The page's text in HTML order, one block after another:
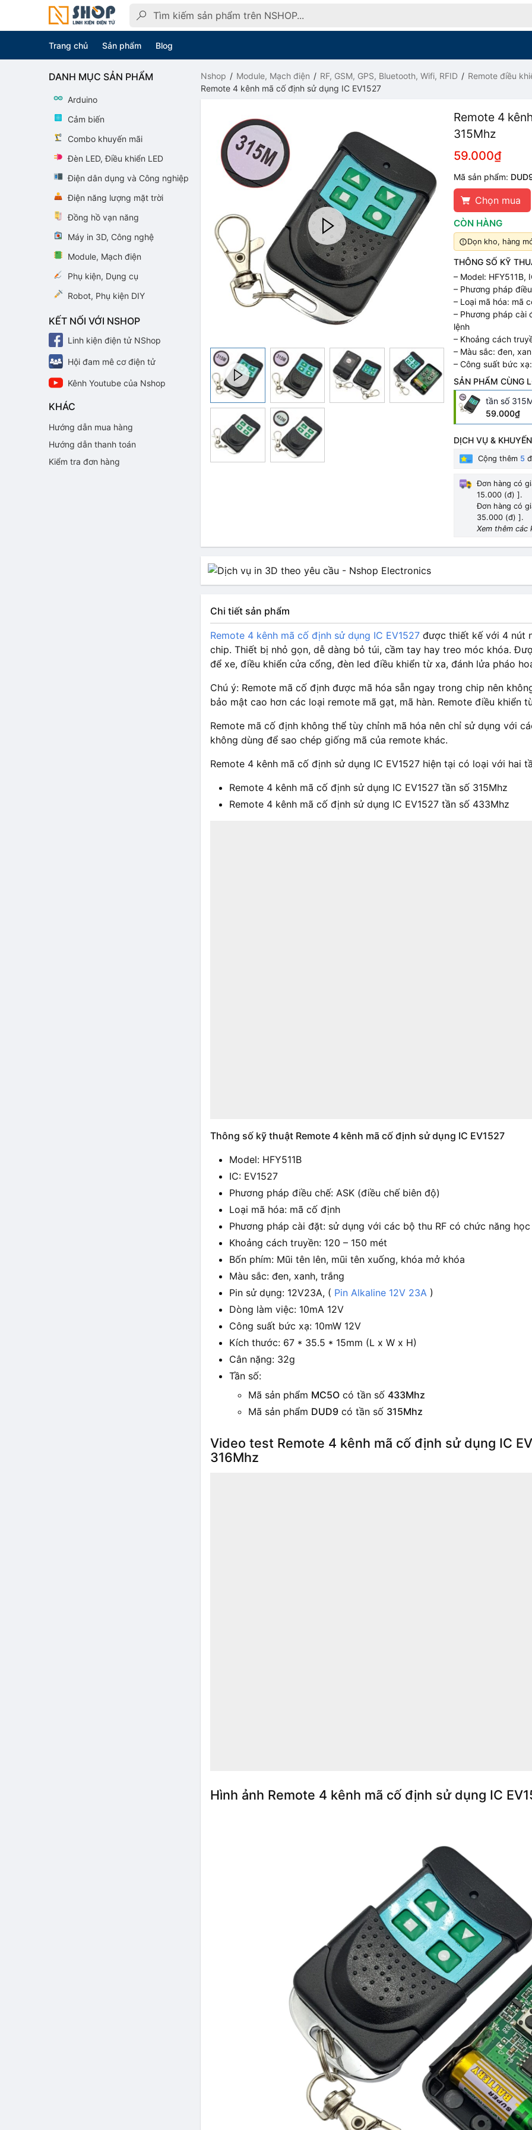
Trang chủ Sản phẩm Blog
Nshop Module, Mạch điện RF, GSM, GPS, Bluetooth, Wifi, RFID
Remote điều
Remote 4 kênh mã cố định sử dụng IC EV1527
Remote 4
315Mhz
59.000₫
Mã sản phẩm:
Chọn mua
CÒN HÀNG
Dọn kho, hàng
THÔNG SỐ KỸ
– Model: HFY511B,
– Phương pháp
– Loại mã hóa: mã
– Phương pháp cài
lệnh
– Khoảng cách
– Màu sắc: đen,
– Công suất bức
SẢN PHẨM CÙNG
tần số
59.000₫
DỊCH VỤ &
Cộng thêm 5
Đơn hàng có
15.000 (đ) ].
Đơn hàng có
35.000 (đ) ].
Xem thêm các
Chi tiết sản phẩm
Remote 4 kênh mã cố định sử dụng IC EV1527 được thiết kế với 4 nút
chip. Thiết bị nhỏ gọn, dễ dàng bỏ túi, cầm tay hay treo móc khóa.
để xe, điều khiển cửa cổng, đèn led điều khiển từ xa, đánh lửa pháo
Chú ý: Remote mã cố định được mã hóa sẵn ngay trong chip nên
bảo mật cao hơn các loại remote mã gạt, mã hàn. Remote điều khiển
Remote mã cố định không thể tùy chỉnh mã hóa nên chỉ sử dụng với
không dùng để sao chép giống mã của remote khác.
Remote 4 kênh mã cố định sử dụng IC EV1527 hiện tại có loại với hai
Remote 4 kênh mã cố định sử dụng IC EV1527 tần số 315Mhz
Remote 4 kênh mã cố định sử dụng IC EV1527 tần số 433Mhz
Thông số kỹ thuật Remote 4 kênh mã cố định sử dụng IC EV1527
Model: HFY511B
IC: EV1527
Phương pháp điều chế: ASK (điều chế biên độ)
Loại mã hóa: mã cố định
Phương pháp cài đặt: sử dụng với các bộ thu RF có chức năng học
Khoảng cách truyền: 120 – 150 mét
Bốn phím: Mũi tên lên, mũi tên xuống, khóa mở khóa
Màu sắc: đen, xanh, trắng
Pin sử dụng: 12V23A, ( Pin Alkaline 12V 23A )
Dòng làm việc: 10mA 12V
Công suất bức xạ: 10mW 12V
Kích thước: 67 * 35.5 * 15mm (L x W x H)
Cân nặng: 32g
Tần số:
Mã sản phẩm MC5O có tần số 433Mhz
Mã sản phẩm DUD9 có tần số 315Mhz
Video test Remote 4 kênh mã cố định sử dụng IC
316Mhz
Hình ảnh Remote 4 kênh mã cố định sử dụng IC
DANH MỤC SẢN PHẨM
Arduino
Cảm biến
Combo khuyến mãi
Đèn LED, Điều khiển LED
Điện dân dụng và Công nghiệp
Điện năng lượng mặt trời
Đồng hồ vạn năng
Máy in 3D, Công nghệ
Module, Mạch điện
Phụ kiện, Dụng cụ
Robot, Phụ kiện DIY
KẾT NỐI VỚI NSHOP
Linh kiện điện tử NShop
Hội đam mê cơ điện tử
Kênh Youtube của Nshop
KHÁC
Hướng dẫn mua hàng
Hướng dẫn thanh toán
Kiểm tra đơn hàng